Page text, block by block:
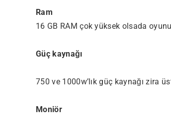
Ram
16 GB RAM çok yüksek olsada
Güç kaynağı
750 ve 1000w’lık güç kaynağı zira
Moniör